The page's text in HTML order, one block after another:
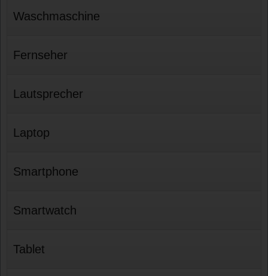
Waschmaschine
Fernseher
Lautsprecher
Laptop
Smartphone
Smartwatch
Tablet